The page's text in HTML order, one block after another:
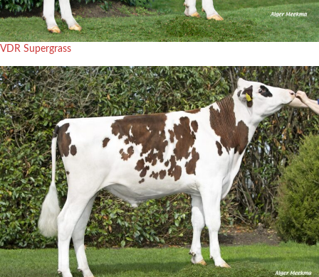
VDR Supergrass